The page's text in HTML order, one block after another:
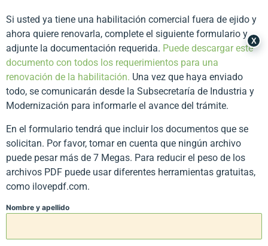
Si usted ya tiene una habilitación comercial fuera de ejido y
ahora quiere renovarla, complete el siguiente formulario y
adjunte la documentación requerida. Puede descargar este
documento con todos los requerimientos para una
renovación de la habilitación. Una vez que haya enviado
todo, se comunicarán desde la Subsecretaría de Industria y
Modernización para informarle el avance del trámite.
En el formulario tendrá que incluir los documentos que se
solicitan. Por favor, tomar en cuenta que ningún archivo
puede pesar más de 7 Megas. Para reducir el peso de los
archivos PDF puede usar diferentes herramientas gratuitas,
como ilovepdf.com.
Nombre y apellido
X